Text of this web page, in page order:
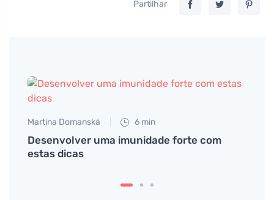
Partilhar
Martina Domanská 6 min
Desenvolver uma imunidade forte com
estas dicas